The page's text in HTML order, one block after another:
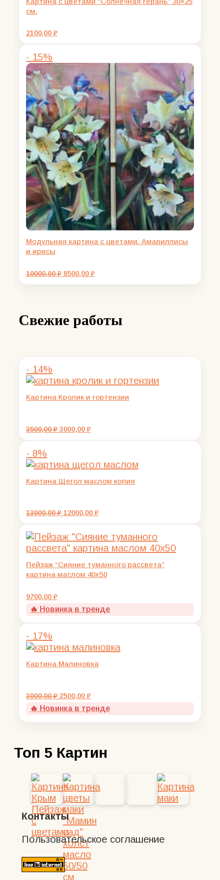
см.
2100,00 ₽
- 15%
Модульная картина с цветами. Амариллисы
и ирисы
10000,00₽ Первоначальная
8500,00 ₽Текущая
Свежие работы
- 14%
Картина Кролик и гортензии
3500,00₽ Первоначальная
3000,00 ₽Текущая
- 8%
Картина Щегол маслом копия
13000,00₽ Первоначальная
13000,00 ₽.
12000,00 ₽Текущая
Пейзаж “Сияние туманного рассвета”
картина маслом 40х50
9700,00 ₽
🔥 Новинка в тренде
- 17%
Картина Малиновка
3000,00₽ Первоначальная
составляла
2500,00 ₽Текущая
2500,00 ₽.
🔥 Новинка в тренде
Топ 5 Картин
Контакты
Пользовательское соглашение